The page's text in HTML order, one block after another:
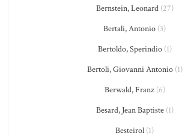
Bernstein, Leonard(27)
Bertali, Antonio (3)
Bertoldo, Sperindio(1)
Bertoli, Giovanni Antonio(1)
Berwald, Franz(6)
Besard, Jean Baptiste(1)
Besteirol (1)